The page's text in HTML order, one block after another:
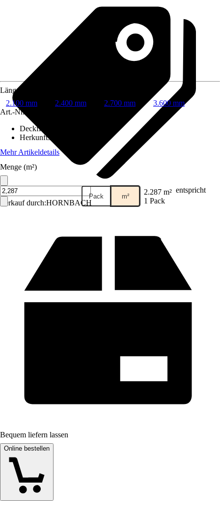
Verkauf durch:HORNBACH
Länge
2.100 mm
2.400 mm 2.700 mm
3.600 mm
Art.-Nr.
Deckfläche
Herkunftsland
Mehr Artikeldetails
Menge (m²)
Pack m² 2.287 m² entspricht
1 Pack
Bequem liefern lassen
Online bestellen